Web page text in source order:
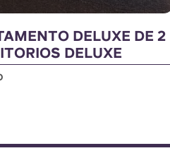
DELUXE DE 2
DELUXE